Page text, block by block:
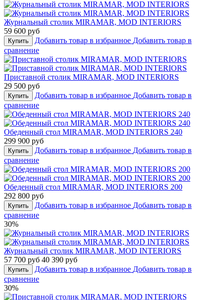
Журнальный столик MIRAMAR, MOD INTERIORS
59 600 руб
Купить Добавить товар в избранное Добавить товар в
сравнение
Приставной столик MIRAMAR, MOD INTERIORS
29 500 руб
Купить Добавить товар в избранное Добавить товар в
сравнение
Обеденный стол MIRAMAR, MOD INTERIORS 240
299 900 руб
Купить Добавить товар в избранное Добавить товар в
сравнение
Обеденный стол MIRAMAR, MOD INTERIORS 200
292 800 руб
Купить Добавить товар в избранное Добавить товар в
сравнение
30%
Журнальный столик MIRAMAR, MOD INTERIORS
57 700 руб 40 390 руб
Купить Добавить товар в избранное Добавить товар в
сравнение
30%